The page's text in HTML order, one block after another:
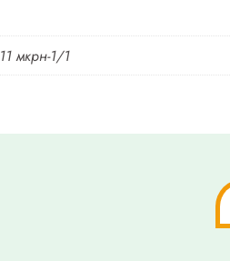
11 мкрн-1/1